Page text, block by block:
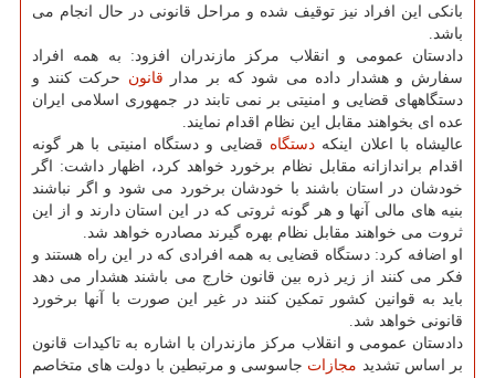
بانکی این افراد نیز توقیف شده و مراحل قانونی در حال انجام می
باشد.
دادستان عمومی و انقلاب مرکز مازندران افزود: به همه افراد
سفارش و هشدار داده می شود که بر مدار قانون حرکت کنند و
دستگاههای قضایی و امنیتی بر نمی تابند در جمهوری اسلامی ایران
عده ای بخواهند مقابل این نظام اقدام نمایند.
عالیشاه با اعلان اینکه دستگاه قضایی و دستگاه امنیتی با هر گونه
اقدام براندازانه مقابل نظام برخورد خواهد کرد، اظهار داشت: اگر
خودشان در استان باشند با خودشان برخورد می شود و اگر نباشند
بنیه های مالی آنها و هر گونه ثروتی که در این استان دارند و از این
ثروت می خواهند مقابل نظام بهره گیرند مصادره خواهد شد.
او اضافه کرد: دستگاه قضایی به همه افرادی که در این راه هستند و
فکر می کنند از زیر ذره بین قانون خارج می باشند هشدار می دهد
باید به قوانین کشور تمکین کنند در غیر این صورت با آنها برخورد
قانونی خواهد شد.
دادستان عمومی و انقلاب مرکز مازندران با اشاره به تاکیدات قانون
بر اساس تشدید مجازات جاسوسی و مرتبطین با دولت های متخاصم